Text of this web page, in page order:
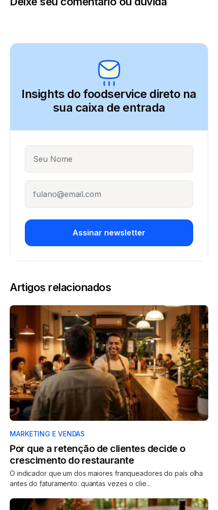
Insights do foodservice direto na
sua caixa de entrada
Assinar newsletter
Artigos relacionados
MARKETING E VENDAS
Por que a retenção de clientes decide o
crescimento do restaurante
O indicador que um dos maiores franqueadores do país olha
antes do faturamento: quantas vezes o clie...